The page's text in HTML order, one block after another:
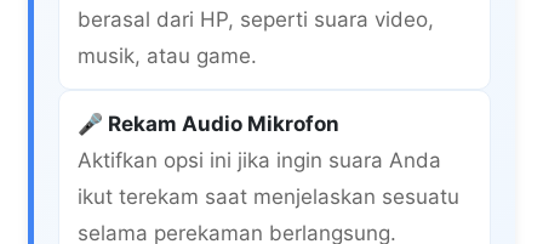
berasal dari HP, seperti suara video,
musik, atau game.
🎤 Rekam Audio Mikrofon
Aktifkan opsi ini jika ingin suara Anda
ikut terekam saat menjelaskan sesuatu
selama perekaman berlangsung.